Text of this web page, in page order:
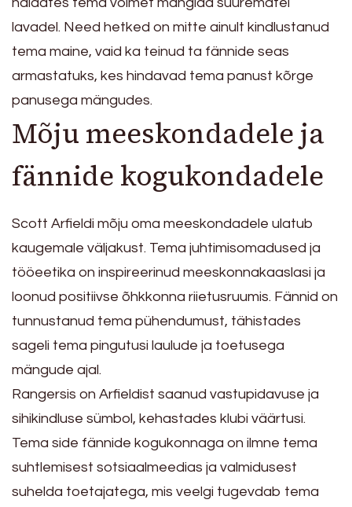
lavadel. Need hetked on mitte ainult kindlustanud
tema maine, vaid ka teinud ta fännide seas
armastatuks, kes hindavad tema panust kõrge
panusega mängudes.
Mõju meeskondadele ja
fännide kogukondadele
Scott Arfieldi mõju oma meeskondadele ulatub
kaugemale väljakust. Tema juhtimisomadused ja
tööeetika on inspireerinud meeskonnakaaslasi ja
loonud positiivse õhkkonna riietusruumis. Fännid on
tunnustanud tema pühendumust, tähistades
sageli tema pingutusi laulude ja toetusega
mängude ajal.
Rangersis on Arfieldist saanud vastupidavuse ja
sihikindluse sümbol, kehastades klubi väärtusi.
Tema side fännide kogukonnaga on ilmne tema
suhtlemisest sotsiaalmeedias ja valmidusest
suhelda toetajatega, mis veelgi tugevdab tema